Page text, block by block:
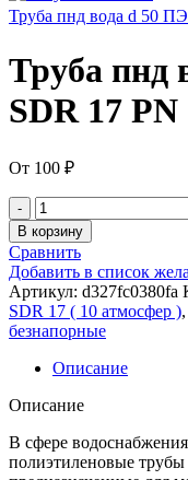
Труба пнд вода d 50
Труба пнд
SDR 17 PN
От 100 ₽
Количество
товара
Труба
пнд
вода
d
50
ПЭ100
SDR
PN
В корзину
Сравнить
Добавить в список
Артикул: d327fc0380fa
SDR 17 ( 10 атмосфер ),
безнапорные
Описание
Описание
В сфере
полиэтиленовые